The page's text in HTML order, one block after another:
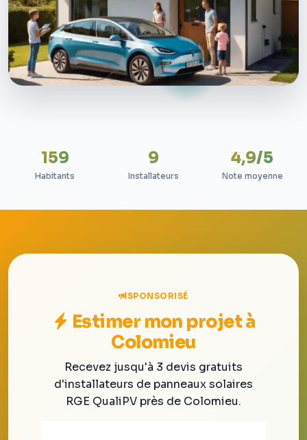
159
Habitants
9
Installateurs
4,9/5
Note moyenne
SPONSORISÉ
Estimer mon projet à
Colomieu
Recevez jusqu'à 3 devis gratuits
d'installateurs de panneaux solaires
RGE QualiPV près de Colomieu.